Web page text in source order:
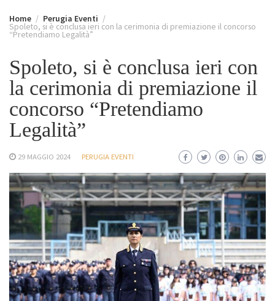
Home Perugia Eventi
Spoleto, si è conclusa ieri con la cerimonia di premiazione il concorso
“Pretendiamo Legalità”
Spoleto, si è conclusa ieri con
la cerimonia di premiazione il
concorso “Pretendiamo
Legalità”
29 MAGGIO 2024 PERUGIA EVENTI